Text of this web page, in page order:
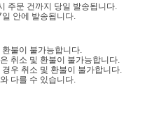
주문 건까지 당일 발송됩니다.
안에 발송됩니다.
불이 불가능합니다.
취소 및 환불이 불가능합니다.
우 취소 및 환불이 불가합니다.
다를 수 있습니다.